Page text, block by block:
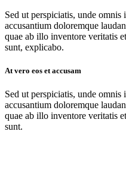
Sed ut perspiciatis, unde omnis
accusantium doloremque
quae ab illo inventore veritatis
sunt, explicabo.
At vero eos et accusam
Sed ut perspiciatis, unde omnis
accusantium doloremque
quae ab illo inventore veritatis
sunt.